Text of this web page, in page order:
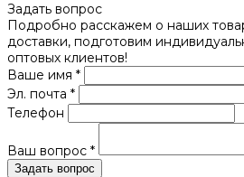
Задать вопрос
Подробно расскажем о наших
доставки, подготовим
оптовых клиентов!
Ваше имя *
Эл. почта *
Телефон
Ваш вопрос *